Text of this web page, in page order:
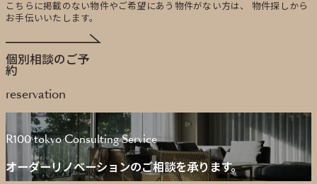
こちらに掲載のない物件やご希望にあう物件がない方は、 物件探しから
お手伝いいたします。
個別相談のご予
約
reservation
R100 tokyo Consulting Service
オーダーリノベーションのご相談を承ります。